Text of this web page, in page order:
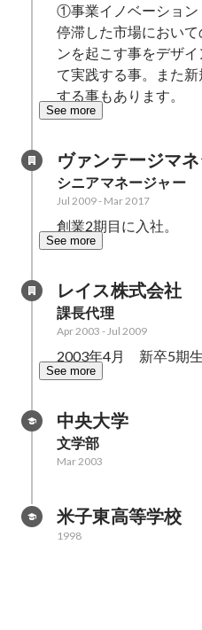
①事業イノベーション
停滞した市場におい
ンを起こす事をデザ
て実践する事。また
する事もあります。
See more
ヴァンテージマ
シニアマネージャー
Jul 2009- Mar 2017
創業2期目に入社。
See more
レイス株式会社
課長代理
Apr 2003 -Jul 2009
2003年4月　新卒5期
See more
中央大学
文学部
Mar 2003
米子東高等学校
1998